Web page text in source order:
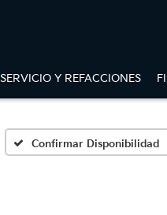
SERVICIO Y REFACCIONES
Confirmar Disponibilidad